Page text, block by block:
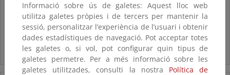
El MITECO revisa y actualiza la Lista Patrón de las especies
silvestres presentes en España
Preguntas frecuentes...
Acceso a los recursos genéticos y reparto de beneficios
Informació sobre ús de galetes: Aquest lloc web
utilitza galetes pròpies i de tercers per mantenir la
sessió, personalitzar l’experiència de l’usuari i obtenir
dades estadístiques de navegació. Pot acceptar totes
les galetes o, si vol, pot configurar quin tipus de
galetes permetre. Per a més informació sobre les
galetes utilitzades, consulti la nostra Política de